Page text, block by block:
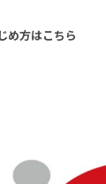
め方はこちら